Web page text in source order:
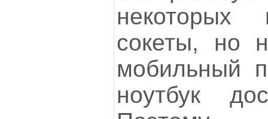
некоторых
сокеты, но
мобильный
ноутбук